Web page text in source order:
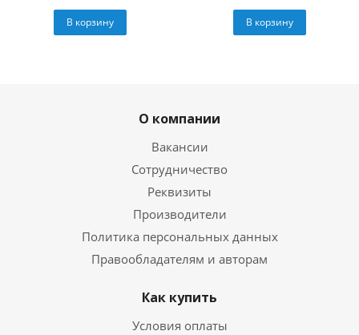
В корзину В корзину
О компании
Вакансии
Сотрудничество
Реквизиты
Производители
Политика персональных данных
Правообладателям и авторам
Как купить
Условия оплаты